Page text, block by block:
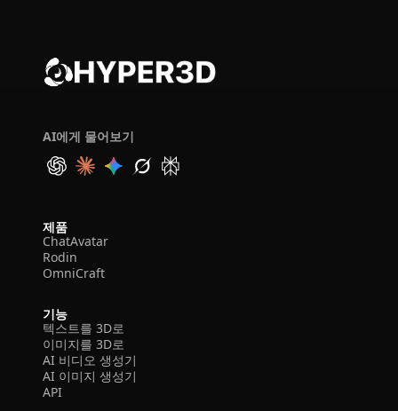
AI에게 물어보기
제품
ChatAvatar
Rodin
OmniCraft
기능
텍스트를 3D로
이미지를 3D로
AI 비디오 생성기
AI 이미지 생성기
API